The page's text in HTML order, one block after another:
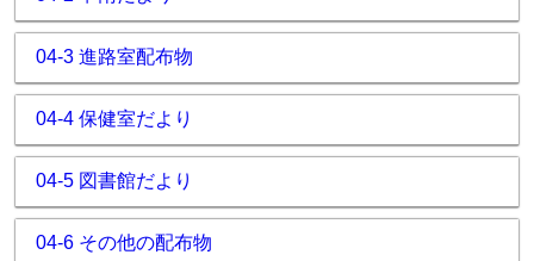
04-3 進路室配布物
04-4 保健室だより
04-5 図書館だより
04-6 その他の配布物